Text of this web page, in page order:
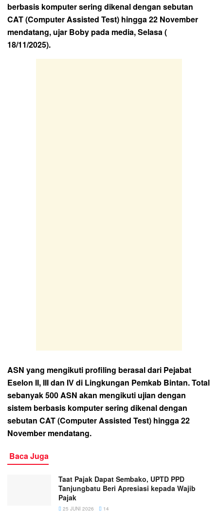
berbasis komputer sering dikenal dengan sebutan
CAT (Computer Assisted Test) hingga 22 November
mendatang, ujar Boby pada media, Selasa (
18/11/2025).
ASN yang mengikuti profiling berasal dari Pejabat
Eselon II, III dan IV di Lingkungan Pemkab Bintan. Total
sebanyak 500 ASN akan mengikuti ujian dengan
sistem berbasis komputer sering dikenal dengan
sebutan CAT (Computer Assisted Test) hingga 22
November mendatang.
Baca Juga
Taat Pajak Dapat Sembako, UPTD PPD
Tanjungbatu Beri Apresiasi kepada Wajib
Pajak
25 JUNI 2026 14